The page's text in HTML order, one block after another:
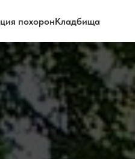
похоронКладбища